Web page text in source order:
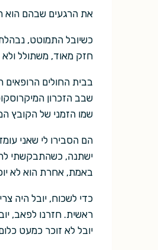
את הרגעים שבהם הוא
כשיובל התמוטט,
חזק מאוד, משתולל
בבית החולים
שבב הזכרון
שמו הזמני של הקובץ
הם הסבירו לי שאני
ישתנה, כשהתבקשתי
באמת, אחרת הוא לא
כדי לשכוח, יובל היה
ראשית. חזרנו לפאב,
יובל לא זוכר כמעט